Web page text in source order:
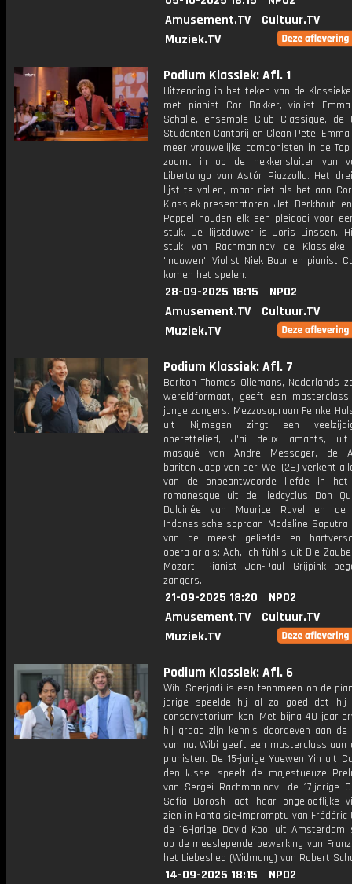
Amusement.TV
Cultuur.TV
Muziek.TV
Podium Klassiek: Afl. 1
Uitzending in het teken van de
met pianist Cor Bakker, violist
Schalie, ensemble Club Classique, de
Studenten Cantorij en Clean Pete.
meer vrouwelijke componisten in de
zoomt in op de hekkensluiter van
Libertango van Astór Piazzolla. Het
lijst te vallen, maar niet als het aan
Klassiek-presentatoren Jet Berkhout
Poppel houden elk een pleidooi voor
stuk. De lijstduwer is Joris Linssen.
stuk van Rachmaninov de
'induwen'. Violist Niek Baar en pianist
komen het spelen.
28-09-2025 18:15
NPO2
Amusement.TV
Cultuur.TV
Muziek.TV
Podium Klassiek: Afl. 7
Bariton Thomas Oliemans, Nederlands
wereldformaat, geeft een
jonge zangers. Mezzosopraan Femke
uit Nijmegen zingt een
operettelied, J'ai deux amants, uit
masqué van André Messager, de
bariton Jaap van der Wel (26) verkent
van de onbeantwoorde liefde in het
romanesque uit de liedcyclus Don
Dulcinée van Maurice Ravel en de
Indonesische sopraan Madeline
van de meest geliefde en
opera-aria's: Ach, ich fühl's uit Die
Mozart. Pianist Jan-Paul Grijpink
zangers.
21-09-2025 18:20
NPO2
Amusement.TV
Cultuur.TV
Muziek.TV
Podium Klassiek: Afl. 6
Wibi Soerjadi is een fenomeen op de
jarige speelde hij al zo goed dat hij
conservatorium kon. Met bijna 40 jaar
hij graag zijn kennis doorgeven aan de
van nu. Wibi geeft een masterclass aan
pianisten. De 15-jarige Yuewen Yin uit
den IJssel speelt de majestueuze
van Sergei Rachmaninov, de 17-jarige
Sofia Dorosh laat haar ongelooflijke
zien in Fantaisie-Impromptu van Frédéric
de 16-jarige David Kooi uit
op de meeslepende bewerking van
het Liebeslied (Widmung) van Robert
14-09-2025 18:15
NPO2